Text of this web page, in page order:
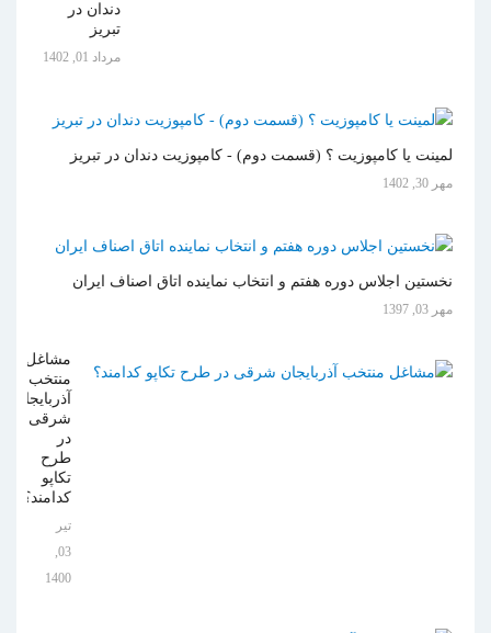
دندان در
تبریز
مرداد 01, 1402
لمینت یا کامپوزیت ؟ (قسمت دوم) - کامپوزیت دندان در تبریز
مهر 30, 1402
نخستین اجلاس دوره هفتم و انتخاب نماینده اتاق اصناف ایران
مهر 03, 1397
مشاغل
منتخب
آذربایجان
شرقی
در
طرح
تکاپو
کدامند؟
تیر
03,
1400